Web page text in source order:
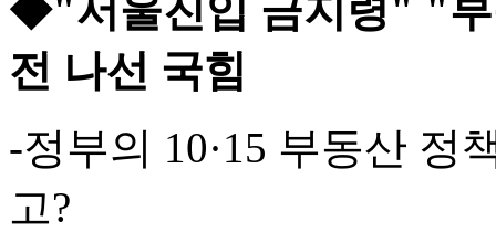
◆"서울진입 금지령" "
전 나선 국힘
-정부의 10·15 부동산 정
고?